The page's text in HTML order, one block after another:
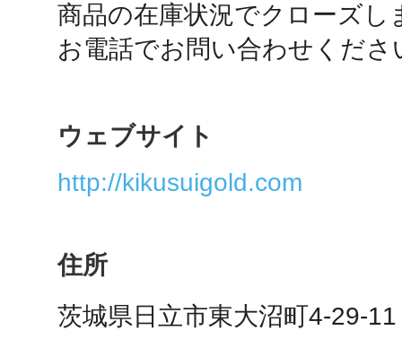
商品の在庫状況でクローズし
お電話でお問い合わせくださ
ウェブサイト
http://kikusuigold.com
住所
茨城県日立市東大沼町4-29-11
多度津
厚木
八尾